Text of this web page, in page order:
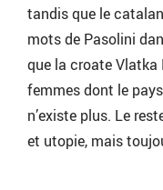
tandis que le
mots de Pasolini
que la croate Vlatka
femmes dont le
n’existe plus. Le
et utopie, mais